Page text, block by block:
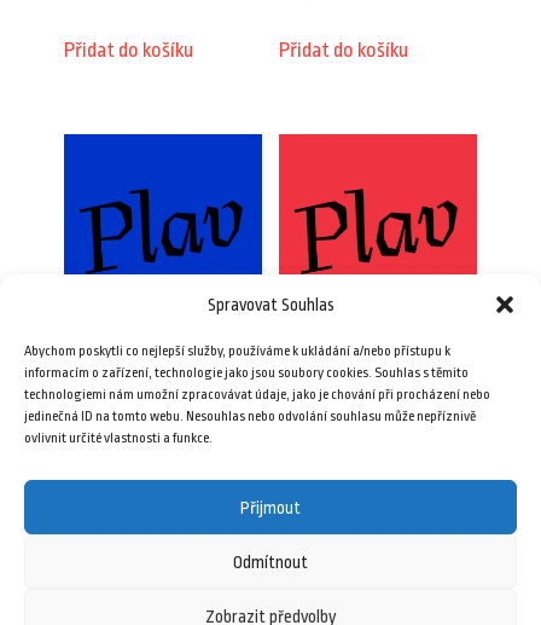
Spravovat Souhlas
Abychom poskytli co nejlepší služby, používáme k ukládání a/nebo přístupu k
informacím o zařízení, technologie jako jsou soubory cookies. Souhlas s těmito
technologiemi nám umožní zpracovávat údaje, jako je chování při procházení nebo
jedinečná ID na tomto webu. Nesouhlas nebo odvolání souhlasu může nepříznivě
ovlivnit určité vlastnosti a funkce.
Přijmout
Odmítnout
Zobrazit předvolby
Přidat do košíku Přidat do košíku
Férové elektronické
předplatné na rok
(nejbližších 10 čísel)
Férové předplatné na
rok (nejbližších 10 čísel)
Přidat do košíku